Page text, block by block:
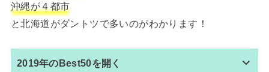
沖縄が４都市
と北海道がダントツで多いのがわかります！
2019年のBest50を開く